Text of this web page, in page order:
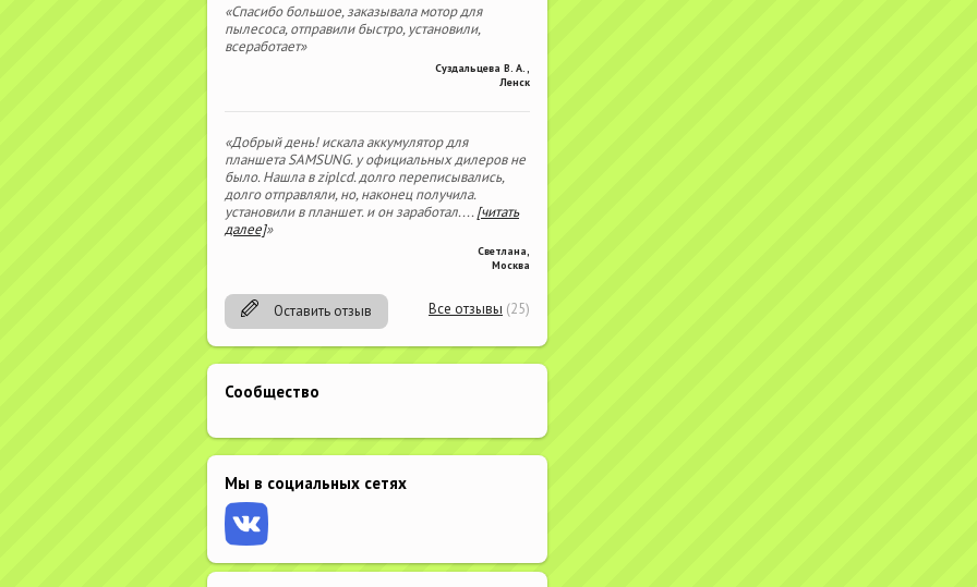
«Спасибо большое, заказывала мотор для
пылесоса, отправили быстро, установили,
всеработает»
Суздальцева В. А.
Ленск
«Добрый день! искала аккумулятор для
планшета SAMSUNG. у официальных дилеров не
было. Нашла в ziplcd. долго переписывались,
долго отправляли, но, наконец получила.
установили в планшет. и он заработал....[читать
далее]»
Светлана
Москва
Оставить отзыв Все отзывы (25)
Сообщество
Мы в социальных сетях